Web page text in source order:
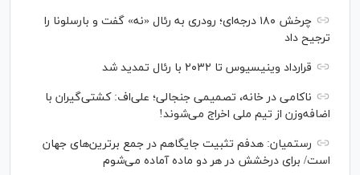
چرخش ۱۸۰ درجه‌ای؛ رودری به رئال «نه» گفت و بارسلونا را
ترجیح داد
قرارداد وینیسیوس تا ۲۰۳۲ با رئال‌ تمدید شد
ناکامی در خانه، تصمیمی جنجالی؛ علی‌اف: کشتی‌گیران با
اضافه‌وزن از تیم ملی اخراج می‌شوند!
رستمیان: هدفم تثبیت جایگاهم در جمع برترین‌های جهان
است/ برای درخشش در هر دو ماده آماده می‌شوم